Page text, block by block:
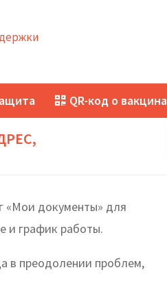
QR-код о
«Мои документы» для
и график работы.
в преодолении проблем,